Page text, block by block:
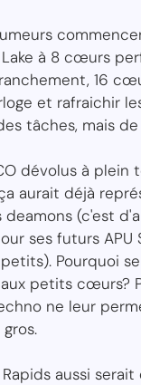
à 8 cœurs
16
et rafraichir
tâches, mais
dévolus à plein
aurait déjà
deamons (c'est
ses futurs APU
Pourquoi
petits cœurs?
ne leur
aussi